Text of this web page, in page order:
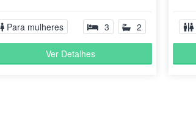
Para mulheres 3 2
Ver Detalhes